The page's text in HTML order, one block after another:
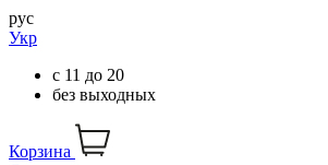
рус
Укр
с 11 до 20
без выходных
Корзина